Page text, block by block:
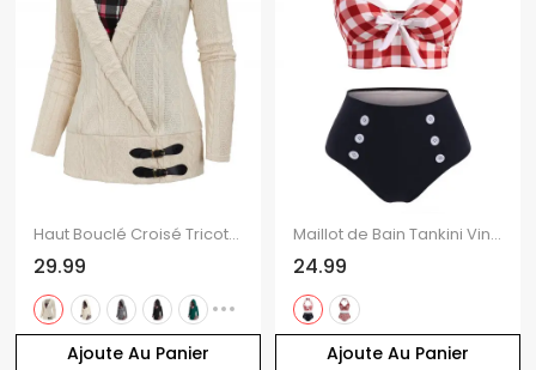
Ajoute Au Panier
Haut Bouclé Croisé Tricoté à Carreaux Imprimé à Bretelle Bouclée
29.99
Ajoute Au Panier
Maillot de Bain Tankini Vintage à Carreaux Imprimé avec Bouton
24.99